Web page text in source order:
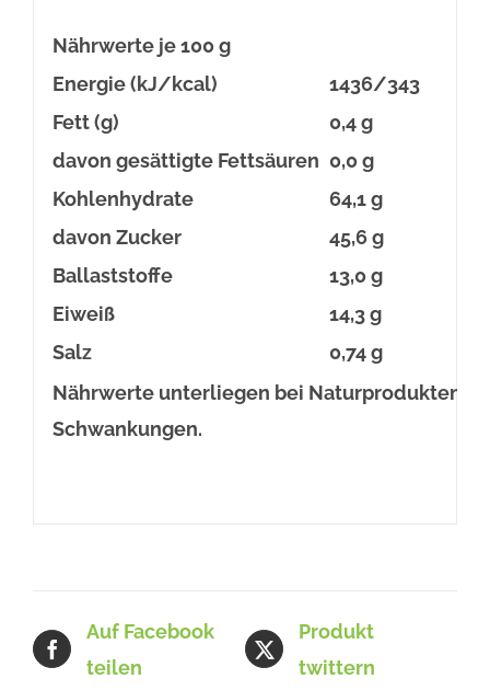
Nährwerte je 100 g
Energie (kJ/kcal)
1436/343
Fett (g)
0,4 g
davon gesättigte Fettsäuren 0,0 g
Kohlenhydrate
64,1 g
davon Zucker
45,6 g
Ballaststoffe
13,0 g
Eiweiß
14,3 g
Salz
0,74 g
Nährwerte unterliegen bei Naturprodukten
Schwankungen.
Auf Facebook
teilen
Produkt
twittern